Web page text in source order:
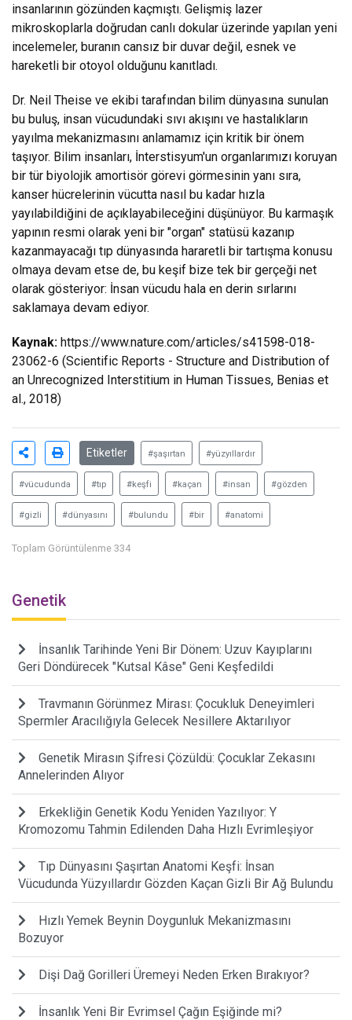
insanlarının gözünden kaçmıştı. Gelişmiş lazer
mikroskoplarla doğrudan canlı dokular üzerinde yapılan yeni
incelemeler, buranın cansız bir duvar değil, esnek ve
hareketli bir otoyol olduğunu kanıtladı.
Dr. Neil Theise ve ekibi tarafından bilim dünyasına sunulan
bu buluş, insan vücudundaki sıvı akışını ve hastalıkların
yayılma mekanizmasını anlamamız için kritik bir önem
taşıyor. Bilim insanları, İnterstisyum'un organlarımızı koruyan
bir tür biyolojik amortisör görevi görmesinin yanı sıra,
kanser hücrelerinin vücutta nasıl bu kadar hızla
yayılabildiğini de açıklayabileceğini düşünüyor. Bu karmaşık
yapının resmi olarak yeni bir "organ" statüsü kazanıp
kazanmayacağı tıp dünyasında hararetli bir tartışma konusu
olmaya devam etse de, bu keşif bize tek bir gerçeği net
olarak gösteriyor: İnsan vücudu hala en derin sırlarını
saklamaya devam ediyor.
Kaynak: https://www.nature.com/articles/s41598-018-
23062-6 (Scientific Reports - Structure and Distribution of
an Unrecognized Interstitium in Human Tissues, Benias et
al., 2018)
Etiketler #şaşırtan #yüzyıllardır
#vücudunda #tıp #keşfi #kaçan #insan #gözden
#gizli #dünyasını #bulundu #bir #anatomi
Toplam Görüntülenme 334
Genetik
İnsanlık Tarihinde Yeni Bir Dönem: Uzuv Kayıplarını
Geri Döndürecek "Kutsal Kâse" Geni Keşfedildi
Travmanın Görünmez Mirası: Çocukluk Deneyimleri
Spermler Aracılığıyla Gelecek Nesillere Aktarılıyor
Genetik Mirasın Şifresi Çözüldü: Çocuklar Zekasını
Annelerinden Alıyor
Erkekliğin Genetik Kodu Yeniden Yazılıyor: Y
Kromozomu Tahmin Edilenden Daha Hızlı Evrimleşiyor
Tıp Dünyasını Şaşırtan Anatomi Keşfi: İnsan
Vücudunda Yüzyıllardır Gözden Kaçan Gizli Bir Ağ Bulundu
Hızlı Yemek Beynin Doygunluk Mekanizmasını
Bozuyor
Dişi Dağ Gorilleri Üremeyi Neden Erken Bırakıyor?
İnsanlık Yeni Bir Evrimsel Çağın Eşiğinde mi?